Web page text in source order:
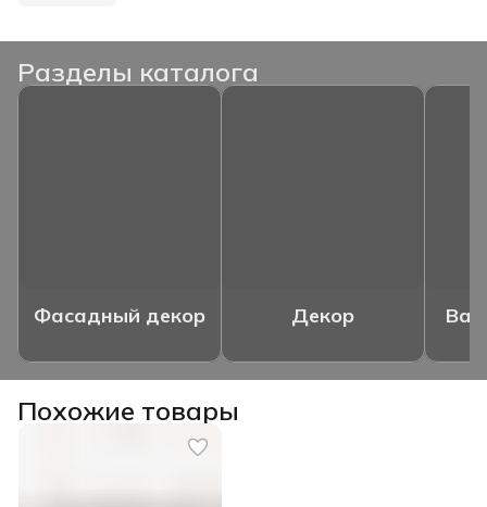
Разделы каталога
Фасадный декор Декор
Похожие товары